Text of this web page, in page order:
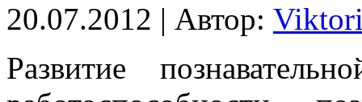
20.07.2012 | Автор:
Развитие